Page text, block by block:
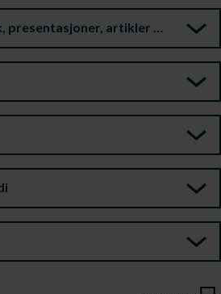
artikler m.m.